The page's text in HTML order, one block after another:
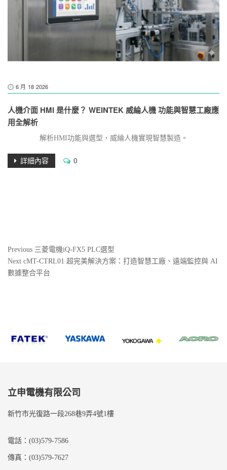
6 月 18 2026
人機介面 HMI 是什麼？ WEINTEK 威綸人機 功能與智慧工廠應
用全解析
解析HMI功能與選型，威綸人機實現智慧製造。
詳細內容 0
文
章
Previous
Post
Previous 三菱電機iQ-FX5 PLC選型
Next
Post
Next cMT-CTRL01 超完美解決方案：打造智慧工廠、遠端監控與 AI
數據整合平台
立申電機有限公司
新竹市光復路一段268巷9弄4號1樓
電話：(03)579-7586
傳真：(03)579-7627